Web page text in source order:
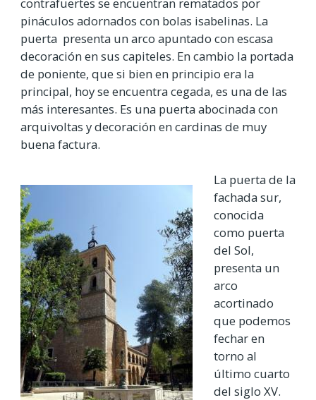
pináculos adornados con bolas isabelinas. La
puerta presenta un arco apuntado con escasa
decoración en sus capiteles. En cambio la portada
de poniente, que si bien en principio era la
principal, hoy se encuentra cegada, es una de las
más interesantes. Es una puerta abocinada con
arquivoltas y decoración en cardinas de muy
buena factura.
La puerta de la
fachada sur,
conocida
como puerta
del Sol,
presenta un
arco
acortinado
que podemos
fechar en
torno al
último cuarto
del siglo XV.